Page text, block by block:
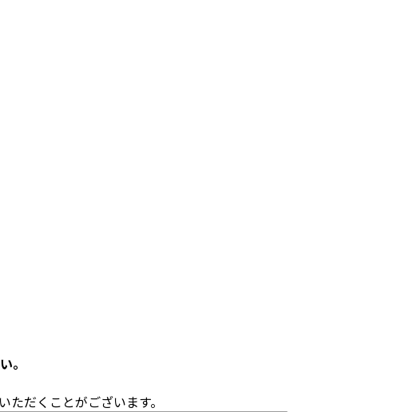
。
だくことがございます。